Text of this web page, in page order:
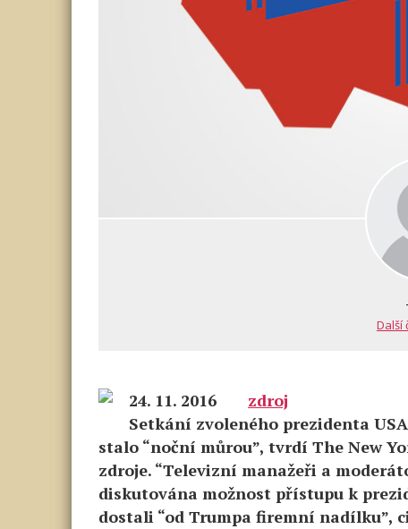
Další
24. 11. 2016 zdroj
Setkání zvoleného prezidenta
stalo “noční můrou”, tvrdí The New
zdroje. “Televizní manažeři a
diskutována možnost přístupu k
dostali “od Trumpa firemní nadílku”,